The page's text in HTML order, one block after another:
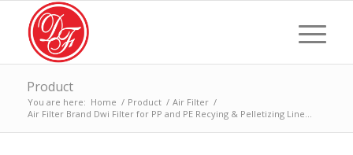
Product
You are here: Home / Product / Air Filter /
Air Filter Brand Dwi Filter for PP and PE Recying & Pelletizing Line...